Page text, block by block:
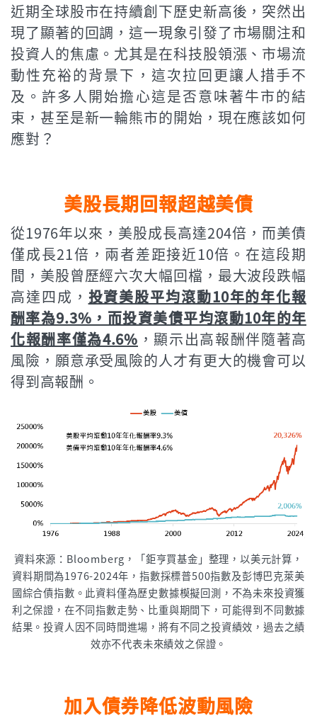
近期全球股市在持續創下歷史新高後，突然出
現了顯著的回調，這一現象引發了市場關注和
投資人的焦慮。尤其是在科技股領漲、市場流
動性充裕的背景下，這次拉回更讓人措手不
及。許多人開始擔心這是否意味著牛市的結
束，甚至是新一輪熊市的開始，現在應該如何
應對？
美股長期回報超越美債
從1976年以來，美股成長高達204倍，而美債
僅成長21倍，兩者差距接近10倍。在這段期
間，美股曾歷經六次大幅回檔，最大波段跌幅
高達四成， 投資美股平均滾動10年的年化報
酬率為9.3%，而投資美債平均滾動10年的年
化報酬率僅為4.6% ，顯示出高報酬伴隨著高
風險，願意承受風險的人才有更大的機會可以
得到高報酬。
資料來源：Bloomberg，「鉅亨買基金」整理，以美元計算，
資料期間為1976-2024年，指數採標普500指數及彭博巴克萊美
國綜合債指數。此資料僅為歷史數據模擬回測，不為未來投資獲
利之保證，在不同指數走勢、比重與期間下，可能得到不同數據
結果。投資人因不同時間進場，將有不同之投資績效，過去之績
效亦不代表未來績效之保證。
加入債券降低波動風險